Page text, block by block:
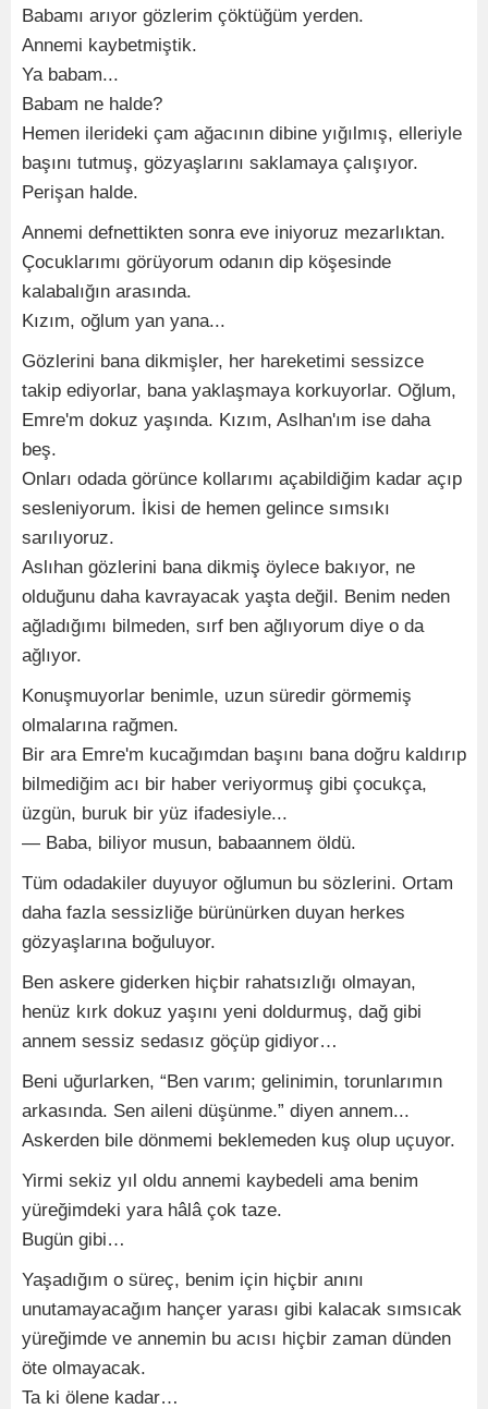
Babamı arıyor gözlerim çöktüğüm yerden.
Annemi kaybetmiştik.
Ya babam...
Babam ne halde?
Hemen ilerideki çam ağacının dibine yığılmış, elleriyle
başını tutmuş, gözyaşlarını saklamaya çalışıyor.
Perişan halde.
Annemi defnettikten sonra eve iniyoruz mezarlıktan.
Çocuklarımı görüyorum odanın dip köşesinde
kalabalığın arasında.
Kızım, oğlum yan yana...
Gözlerini bana dikmişler, her hareketimi sessizce
takip ediyorlar, bana yaklaşmaya korkuyorlar. Oğlum,
Emre'm dokuz yaşında. Kızım, Aslhan'ım ise daha
beş.
Onları odada görünce kollarımı açabildiğim kadar açıp
sesleniyorum. İkisi de hemen gelince sımsıkı
sarılıyoruz.
Aslıhan gözlerini bana dikmiş öylece bakıyor, ne
olduğunu daha kavrayacak yaşta değil. Benim neden
ağladığımı bilmeden, sırf ben ağlıyorum diye o da
ağlıyor.
Konuşmuyorlar benimle, uzun süredir görmemiş
olmalarına rağmen.
Bir ara Emre'm kucağımdan başını bana doğru kaldırıp
bilmediğim acı bir haber veriyormuş gibi çocukça,
üzgün, buruk bir yüz ifadesiyle...
— Baba, biliyor musun, babaannem öldü.
Tüm odadakiler duyuyor oğlumun bu sözlerini. Ortam
daha fazla sessizliğe bürünürken duyan herkes
gözyaşlarına boğuluyor.
Ben askere giderken hiçbir rahatsızlığı olmayan,
henüz kırk dokuz yaşını yeni doldurmuş, dağ gibi
annem sessiz sedasız göçüp gidiyor…
Beni uğurlarken, “Ben varım; gelinimin, torunlarımın
arkasında. Sen aileni düşünme.” diyen annem...
Askerden bile dönmemi beklemeden kuş olup uçuyor.
Yirmi sekiz yıl oldu annemi kaybedeli ama benim
yüreğimdeki yara hâlâ çok taze.
Bugün gibi…
Yaşadığım o süreç, benim için hiçbir anını
unutamayacağım hançer yarası gibi kalacak sımsıcak
yüreğimde ve annemin bu acısı hiçbir zaman dünden
öte olmayacak.
Ta ki ölene kadar…